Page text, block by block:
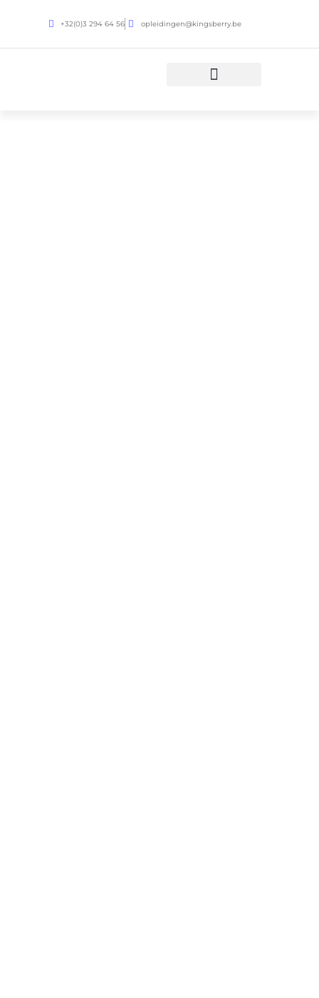
+32(0)3 294 64 56 opleidingen@kingsberry.be